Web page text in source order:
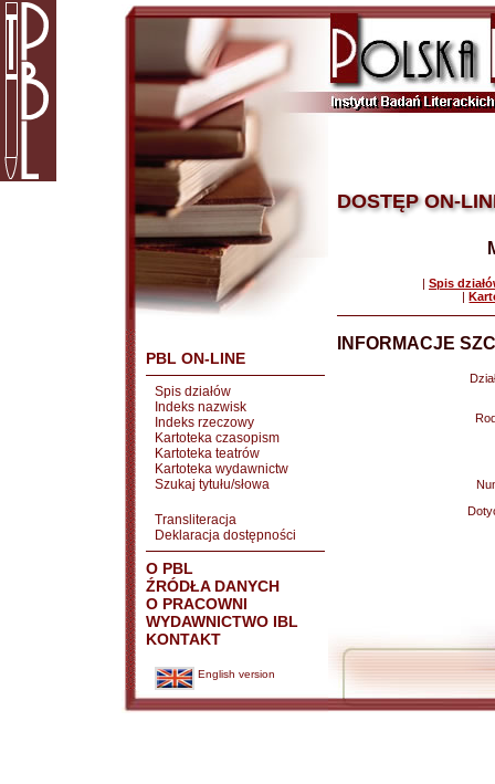
PBL ON-LINE
Spis działów
Indeks nazwisk
Indeks rzeczowy
Kartoteka czasopism
Kartoteka teatrów
Kartoteka wydawnictw
Szukaj tytułu/słowa
Transliteracja
Deklaracja dostępności
O PBL
ŹRÓDŁA DANYCH
O PRACOWNI
WYDAWNICTWO IBL
KONTAKT
English version
DOSTĘP ON-
| Spis
|
INFORMACJE